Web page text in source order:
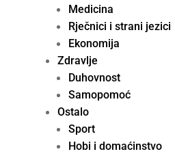
Medicina
Rječnici i strani jezici
Ekonomija
Zdravlje
Duhovnost
Samopomoć
Ostalo
Sport
Hobi i domaćinstvo